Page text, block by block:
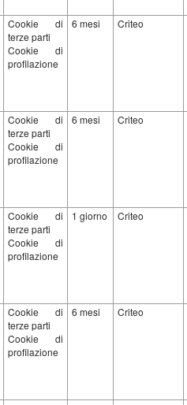
Cookie di
terze parti
Cookie di
profilazione
6 mesi Criteo
Cookie di
terze parti
Cookie di
profilazione
6 mesi Criteo
Cookie di
terze parti
Cookie di
profilazione
1 giorno Criteo
Cookie di
terze parti
Cookie di
profilazione
6 mesi Criteo